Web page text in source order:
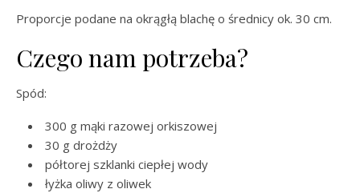
Proporcje podane na okrągłą blachę o średnicy ok. 30 cm.
Czego nam potrzeba?
Spód:
300 g mąki razowej orkiszowej
30 g drożdży
półtorej szklanki ciepłej wody
łyżka oliwy z oliwek